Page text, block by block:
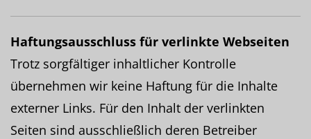
Haftungsausschluss für verlinkte Webseiten
Trotz sorgfältiger inhaltlicher Kontrolle
übernehmen wir keine Haftung für die Inhalte
externer Links. Für den Inhalt der verlinkten
Seiten sind ausschließlich deren Betreiber